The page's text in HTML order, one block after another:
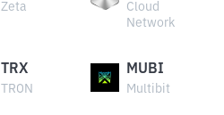
Zeta
Cloud
Network
TRX
TRON
MUBI
Multibit